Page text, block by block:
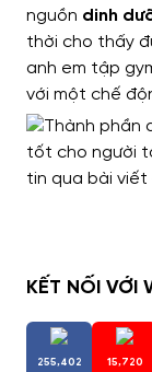
nguồn dinh
thời cho thấy
anh em tập
với một chế
KẾT NỐI VỚI
255,402 15,720